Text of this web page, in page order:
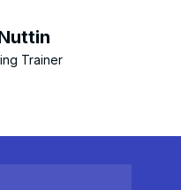
Trainer